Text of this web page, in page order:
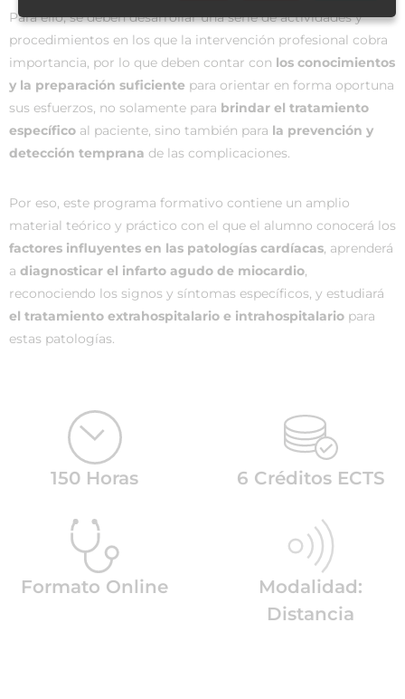
Para ello, se deben desarrollar una serie de actividades y
procedimientos en los que la intervención profesional cobra
importancia, por lo que deben contar con los conocimientos
y la preparación suficiente para orientar en forma oportuna
sus esfuerzos, no solamente para brindar el tratamiento
específico al paciente, sino también para la prevención y
detección temprana de las complicaciones.
Por eso, este programa formativo contiene un amplio
material teórico y práctico con el que el alumno conocerá los
factores influyentes en las patologías cardíacas, aprenderá
a diagnosticar el infarto agudo de miocardio,
reconociendo los signos y síntomas específicos, y estudiará
el tratamiento extrahospitalario e intrahospitalario para
estas patologías.
150 Horas 6 Créditos ECTS
Formato Online
Modalidad:
Distancia